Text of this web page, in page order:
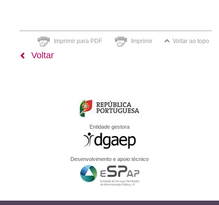
Imprimir para PDF Imprimir Voltar ao topo
Voltar
Entidade gestora
Desenvolvimento e apoio técnico